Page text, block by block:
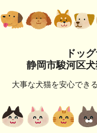
ドッ
静岡市駿河区
大事な犬猫を安心でき